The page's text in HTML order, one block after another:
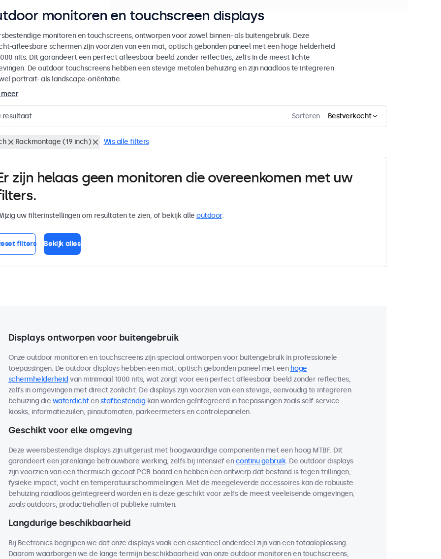
monitoren en touchscreen displays
monitoren en touchscreens, ontworpen voor zowel binnen- als buitengebruik. Deze
afleesbare schermen zijn voorzien van een mat, optisch gebonden paneel met een hoge helderheid
nits. Dit garandeert een perfect afleesbaar beeld zonder reflecties, zelfs in de meest lichte
De outdoor touchscreens hebben een stevige metalen behuizing en zijn naadloos te integreren
portrait- als landscape-oriëntatie.
meer
resultaat Sorteren Bestverkocht
Rackmontage (19 inch) Wis alle filters
zijn helaas geen monitoren die overeenkomen met uw
uw filterinstellingen om resultaten te zien, of bekijk alle outdoor.
filters Bekijk alles
Displays ontworpen voor buitengebruik
Onze outdoor monitoren en touchscreens zijn speciaal ontworpen voor buitengebruik in professionele
toepassingen. De outdoor displays hebben een mat, optisch gebonden paneel met een hoge
schermhelderheid van minimaal 1000 nits, wat zorgt voor een perfect afleesbaar beeld zonder reflecties,
zelfs in omgevingen met direct zonlicht. De displays zijn voorzien van een stevige, eenvoudig te integreren
behuizing die waterdichtenstofbestendig kan worden geïntegreerd in toepassingen zoals self-service
kiosks, informatiezuilen, pinautomaten, parkeermeters en controlepanelen.
Geschikt voor elke omgeving
Deze weersbestendige displays zijn uitgerust met hoogwaardige componenten met een hoog MTBF. Dit
garandeert een jarenlange betrouwbare werking, zelfs bij intensief encontinu gebruik. De outdoor displays
zijn voorzien van een thermisch gecoat PCB-board en hebben een ontwerp dat bestand is tegen trillingen,
fysieke impact, vocht en temperatuurschommelingen. Met de meegeleverde accessoires kan de robuuste
behuizing naadloos geïntegreerd worden en is deze geschikt voor zelfs de meest veeleisende omgevingen,
zoals outdoors, productiehallen of publieke ruimten.
Langdurige beschikbaarheid
Bij Beetronics begrijpen we dat onze displays vaak een essentieel onderdeel zijn van een totaaloplossing.
Daarom waarborgen we de lange termijn beschikbaarheid van onze outdoor monitoren en touchscreens,